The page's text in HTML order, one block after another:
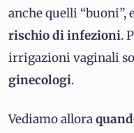
anche quelli “buoni”,
rischio di infezioni.
irrigazioni vaginali
ginecologi.
Vediamo allora